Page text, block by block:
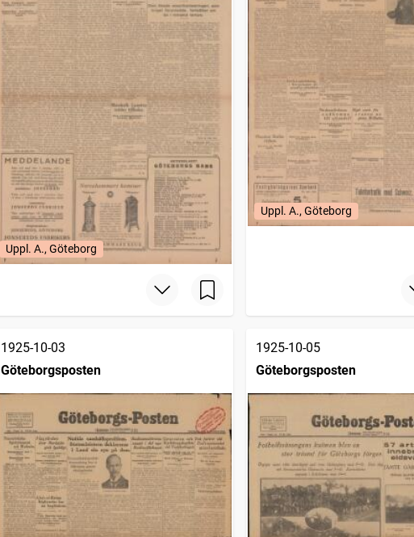
Uppl. A., Göteborg
Uppl. A., Göteborg
1925-10-03
Göteborgsposten
1925-10-05
Göteborgsposten